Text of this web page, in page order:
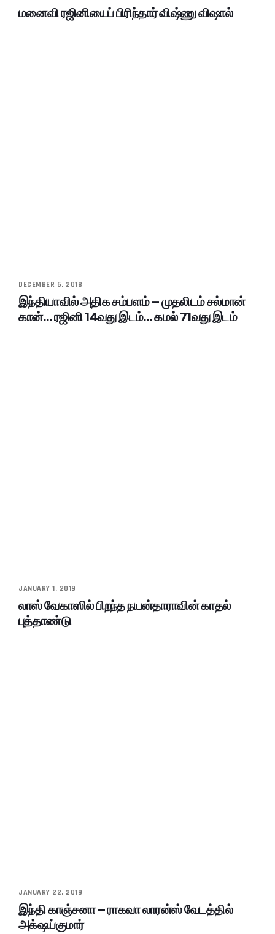
மனைவி ரஜினியைப் பிரிந்தார் விஷ்ணு விஷால்
DECEMBER 6, 2018
இந்தியாவில் அதிக சம்பளம் – முதலிடம் சல்மான்
கான்… ரஜினி 14வது இடம்… கமல் 71வது இடம்
JANUARY 1, 2019
லாஸ் வேகாஸில் பிறந்த நயன்தாராவின் காதல்
புத்தாண்டு
JANUARY 22, 2019
இந்தி காஞ்சனா – ராகவா லாரன்ஸ் வேடத்தில்
அக்‌ஷய்குமார்